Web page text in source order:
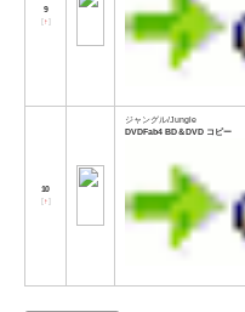
9
[↑]
10
[↑]
ジャングル/Jungle
DVDFab4 BD＆DVD コピー